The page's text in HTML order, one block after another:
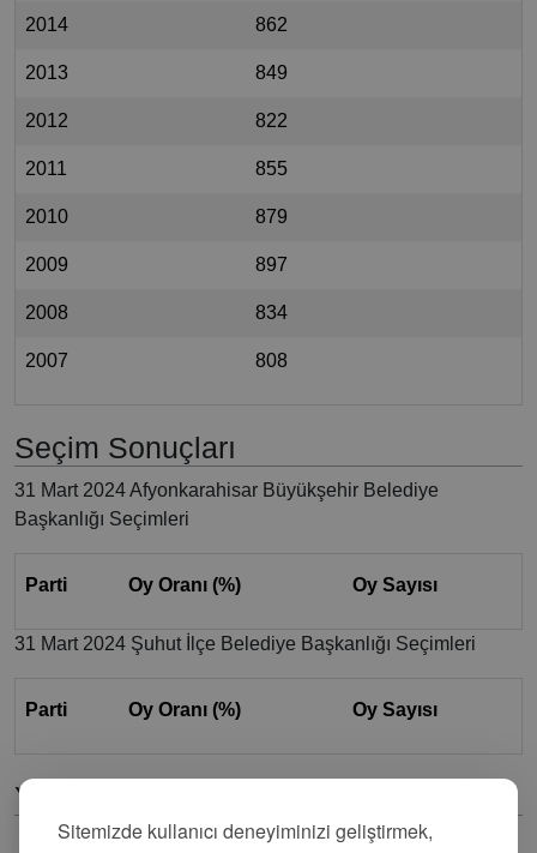
Sitemizde kullanıcı deneyiminizi geliştirmek,
2014 862
2013 849
2012 822
2011 855
2010 879
2009 897
2008 834
2007 808
Seçim Sonuçları
31 Mart 2024 Afyonkarahisar Büyükşehir Belediye
Başkanlığı Seçimleri
Parti Oy Oranı (%) Oy Sayısı
31 Mart 2024 Şuhut İlçe Belediye Başkanlığı Seçimleri
Parti Oy Oranı (%) Oy Sayısı
Yorumlar